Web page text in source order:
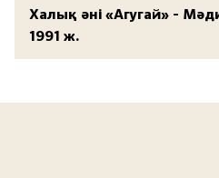
Халық әні «Агугай» -
1991 ж.